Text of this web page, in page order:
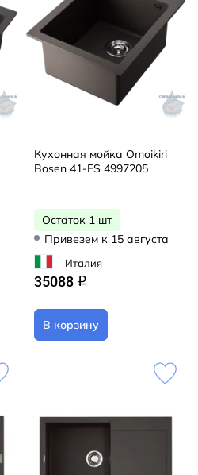
Кухонная мойка Omoikiri
Bosen 41-ES 4997205
Остаток 1 шт
Привезем к 15 августа
Италия
35088 q
В корзину